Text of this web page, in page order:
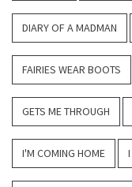
DIARY OF A MADMAN
FAIRIES WEAR BOOTS
GETS ME THROUGH
I'M COMING HOME